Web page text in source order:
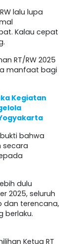
lalu lupa
Kalau cepat
RT/RW 2025
manfaat bagi
Kegiatan
bahwa
secara
dulu
2025, seluruh
dan terencana,
berlaku.
Ketua RT